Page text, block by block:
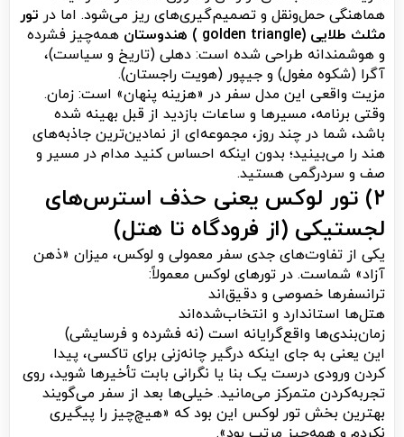
هماهنگی حمل‌ونقل و تصمیم‌گیری‌های ریز می‌شود. اما در تور
مثلث طلایی (golden triangle ) هندوستان
همه‌چیز فشرده
و هوشمندانه طراحی شده است: دهلی (تاریخ و سیاست)،
آگرا (شکوه مغول) و جیپور (هویت راجستان).
مزیت واقعی این مدل سفر در «هزینه پنهان» است: زمان.
وقتی برنامه، مسیرها و ساعات بازدید از قبل بهینه شده
باشد، شما در چند روز، مجموعه‌ای از نمادین‌ترین جاذبه‌های
هند را می‌بینید؛ بدون اینکه احساس کنید مدام در مسیر و
صف و سردرگمی هستید.
۲) تور لوکس یعنی حذف استرس‌های
لجستیکی (از فرودگاه تا هتل)
یکی از تفاوت‌های جدی سفر معمولی و لوکس، میزان «ذهن
آزاد» شماست. در تورهای لوکس معمولاً:
ترانسفرها خصوصی و دقیق‌اند
هتل‌ها استاندارد و انتخاب‌شده‌اند
زمان‌بندی‌ها واقع‌گرایانه است (نه فشرده و فرسایشی)
این یعنی به جای اینکه درگیر چانه‌زنی برای تاکسی، پیدا
کردن ورودی درست یک بنا یا نگرانی بابت تأخیرها شوید، روی
تجربه‌کردن متمرکز می‌مانید. خیلی‌ها بعد از سفر می‌گویند
بهترین بخش تور لوکس این بود که «هیچ‌چیز را پیگیری